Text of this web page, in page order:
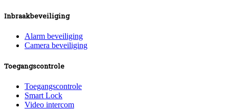
Inbraakbeveiliging
Alarm beveiliging
Camera beveiliging
Toegangscontrole
Toegangscontrole
Smart Lock
Video intercom